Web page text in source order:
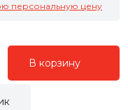
персональную цену
В корзину